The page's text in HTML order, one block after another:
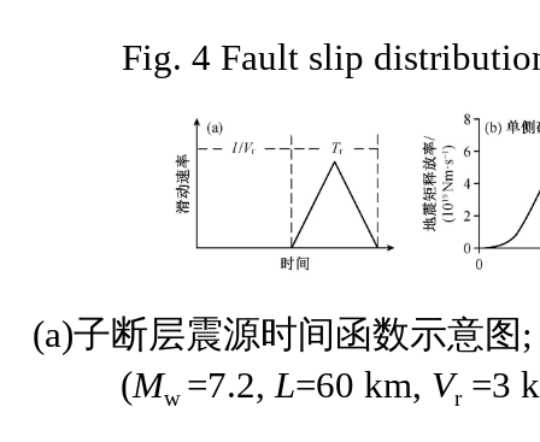
Fig. 4 Fault slip
(a)子断层震源时间函数示意
(Mw =7.2,L=60 km, Vr=3